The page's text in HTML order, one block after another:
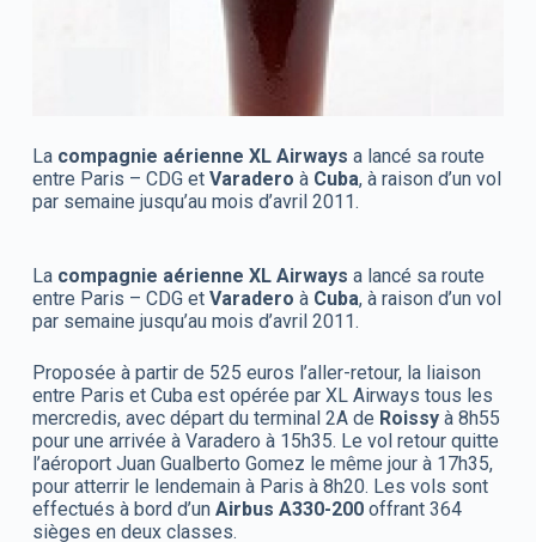
La compagnie aérienne XL Airways a lancé sa route
entre Paris – CDG et Varadero à Cuba, à raison d’un vol
par semaine jusqu’au mois d’avril 2011.
La compagnie aérienne XL Airways a lancé sa route
entre Paris – CDG et Varadero à Cuba, à raison d’un vol
par semaine jusqu’au mois d’avril 2011.
Proposée à partir de 525 euros l’aller-retour, la liaison
entre Paris et Cuba est opérée par XL Airways tous les
mercredis, avec départ du terminal 2A de Roissyà 8h55
pour une arrivée à Varadero à 15h35. Le vol retour quitte
l’aéroport Juan Gualberto Gomez le même jour à 17h35,
pour atterrir le lendemain à Paris à 8h20. Les vols sont
effectués à bord d’un Airbus A330-200offrant 364
sièges en deux classes.